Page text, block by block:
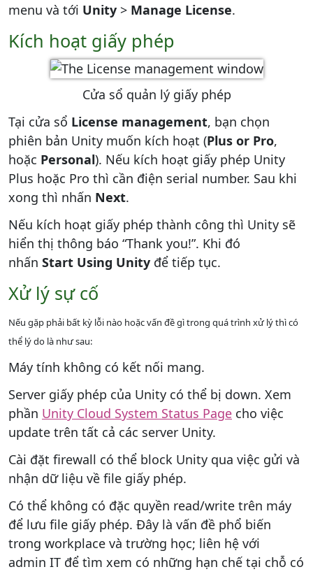
menu và tới Unity > Manage License.
Kích hoạt giấy phép
Cửa sổ quản lý giấy phép
Tại cửa sổ License management, bạn chọn
phiên bản Unity muốn kích hoạt (Plus or Pro,
hoặc Personal). Nếu kích hoạt giấy phép Unity
Plus hoặc Pro thì cần điện serial number. Sau khi
xong thì nhấn Next.
Nếu kích hoạt giấy phép thành công thì Unity sẽ
hiển thị thông báo “Thank you!”. Khi đó
nhấn Start Using Unity để tiếp tục.
Xử lý sự cố
Nếu gặp phải bất kỳ lỗi nào hoặc vấn đề gì trong quá trình xử lý thì có
thể lý do là như sau:
Máy tính không có kết nối mang.
Server giấy phép của Unity có thể bị down. Xem
phần Unity Cloud System Status Page cho việc
update trên tất cả các server Unity.
Cài đặt firewall có thể block Unity qua việc gửi và
nhận dữ liệu về file giấy phép.
Có thể không có đặc quyền read/write trên máy
để lưu file giấy phép. Đây là vấn đề phổ biến
trong workplace và trường học; liên hệ với
admin IT để tìm xem có những hạn chế tại chỗ có